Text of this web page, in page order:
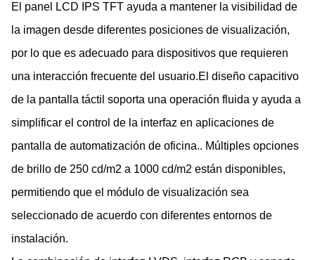
El panel LCD IPS TFT ayuda a mantener la visibilidad de
la imagen desde diferentes posiciones de visualización,
por lo que es adecuado para dispositivos que requieren
una interacción frecuente del usuario.El diseño capacitivo
de la pantalla táctil soporta una operación fluida y ayuda a
simplificar el control de la interfaz en aplicaciones de
pantalla de automatización de oficina.. Múltiples opciones
de brillo de 250 cd/m2 a 1000 cd/m2 están disponibles,
permitiendo que el módulo de visualización sea
seleccionado de acuerdo con diferentes entornos de
instalación.